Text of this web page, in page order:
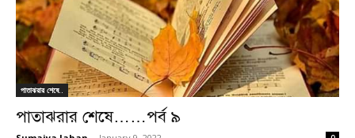
পাতাঝরার শেষে..
পাতাঝরার শেষে……পর্ব ৯